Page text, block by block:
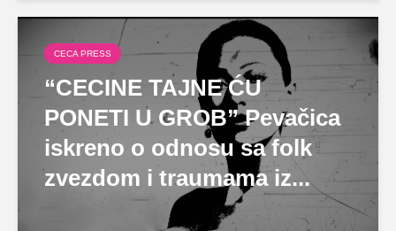
CECA PRESS
“CECINE TAJNE ĆU
PONETI U GROB” Pevačica
iskreno o odnosu sa folk
zvezdom i traumama iz...